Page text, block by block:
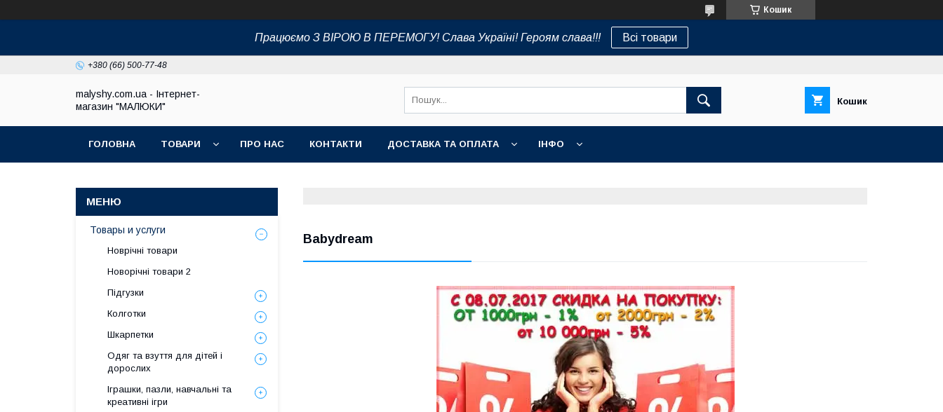
Кошик
Працюємо З ВІРОЮ В ПЕРЕМОГУ! Слава Україні! Героям слава!!! Всі товари
+380 (66) 500-77-48
malyshy.com.ua - Інтернет-
магазин "МАЛЮКИ"
Кошик
ГОЛОВНА ТОВАРИ ПРО НАС КОНТАКТИ ДОСТАВКА ТА ОПЛАТА ІНФО
Babydream
Товары и услуги
Новрічні товари
Новорічні товари 2
Підгузки
Колготки
Шкарпетки
Одяг та взуття для дітей і
дорослих
Іграшки, пазли, навчальні та
креативні ігри